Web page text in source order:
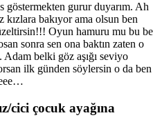
göstermekten gurur duyarım. Ah
bakıyor ama olsun ben
Oyun hamuru mu bu be
sonra sen ona baktın zaten o
Adam belki göz aşığı seviyo
ilk günden söylersin o da ben
cici çocuk ayağına